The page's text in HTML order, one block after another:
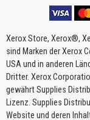
Xerox Store, Xerox®,
sind Marken der Xerox
USA und in anderen
Dritter. Xerox
gewährt Supplies
Lizenz. Supplies
Website und deren